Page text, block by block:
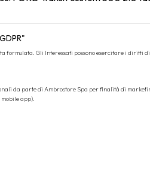
Gli Interessati possono esercitare i diritti di
da parte di Ambrostore Spa per finalità di
app).